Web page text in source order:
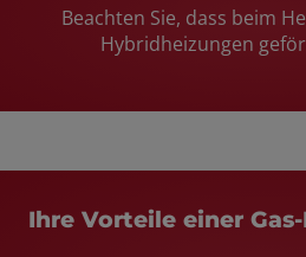
Beachten Sie, dass beim
Hybridheizungen
Ihre Vorteile einer